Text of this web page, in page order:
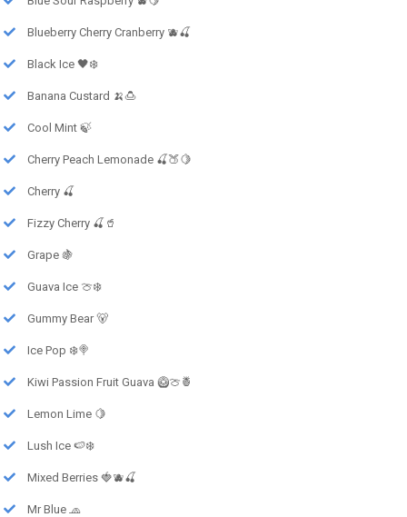
Blueberry Cherry Cranberry 🫐🍒
Black Ice 🖤❄️
Banana Custard 🍌🍮
Cool Mint 🍃
Cherry Peach Lemonade 🍒🍑🍋
Cherry 🍒
Fizzy Cherry 🍒🥤
Grape 🍇
Guava Ice 🍈❄️
Gummy Bear 🐻
Ice Pop ❄️🍭
Kiwi Passion Fruit Guava 🥝🍈🍍
Lemon Lime 🍋
Lush Ice 🍉❄️
Mixed Berries 🍓🫐🍒
Mr Blue 🧢